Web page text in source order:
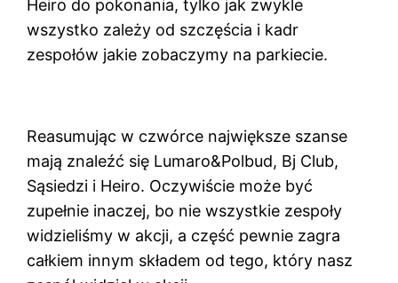
Heiro do pokonania, tylko jak zwykle
wszystko zależy od szczęścia i kadr
zespołów jakie zobaczymy na parkiecie.
Reasumując w czwórce największe szanse
mają znaleźć się Lumaro&Polbud, Bj Club,
Sąsiedzi i Heiro. Oczywiście może być
zupełnie inaczej, bo nie wszystkie zespoły
widzieliśmy w akcji, a część pewnie zagra
całkiem innym składem od tego, który nasz